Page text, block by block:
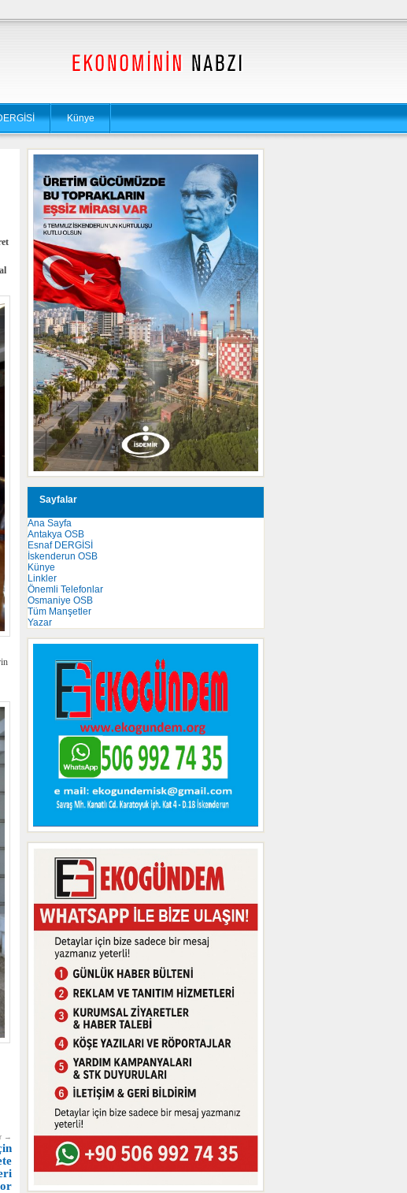
Künye
→
Sayfalar
Ana Sayfa
Antakya OSB
Esnaf DERGİSİ
İskenderun OSB
Künye
Linkler
Önemli Telefonlar
Osmaniye OSB
Tüm Manşetler
Yazar